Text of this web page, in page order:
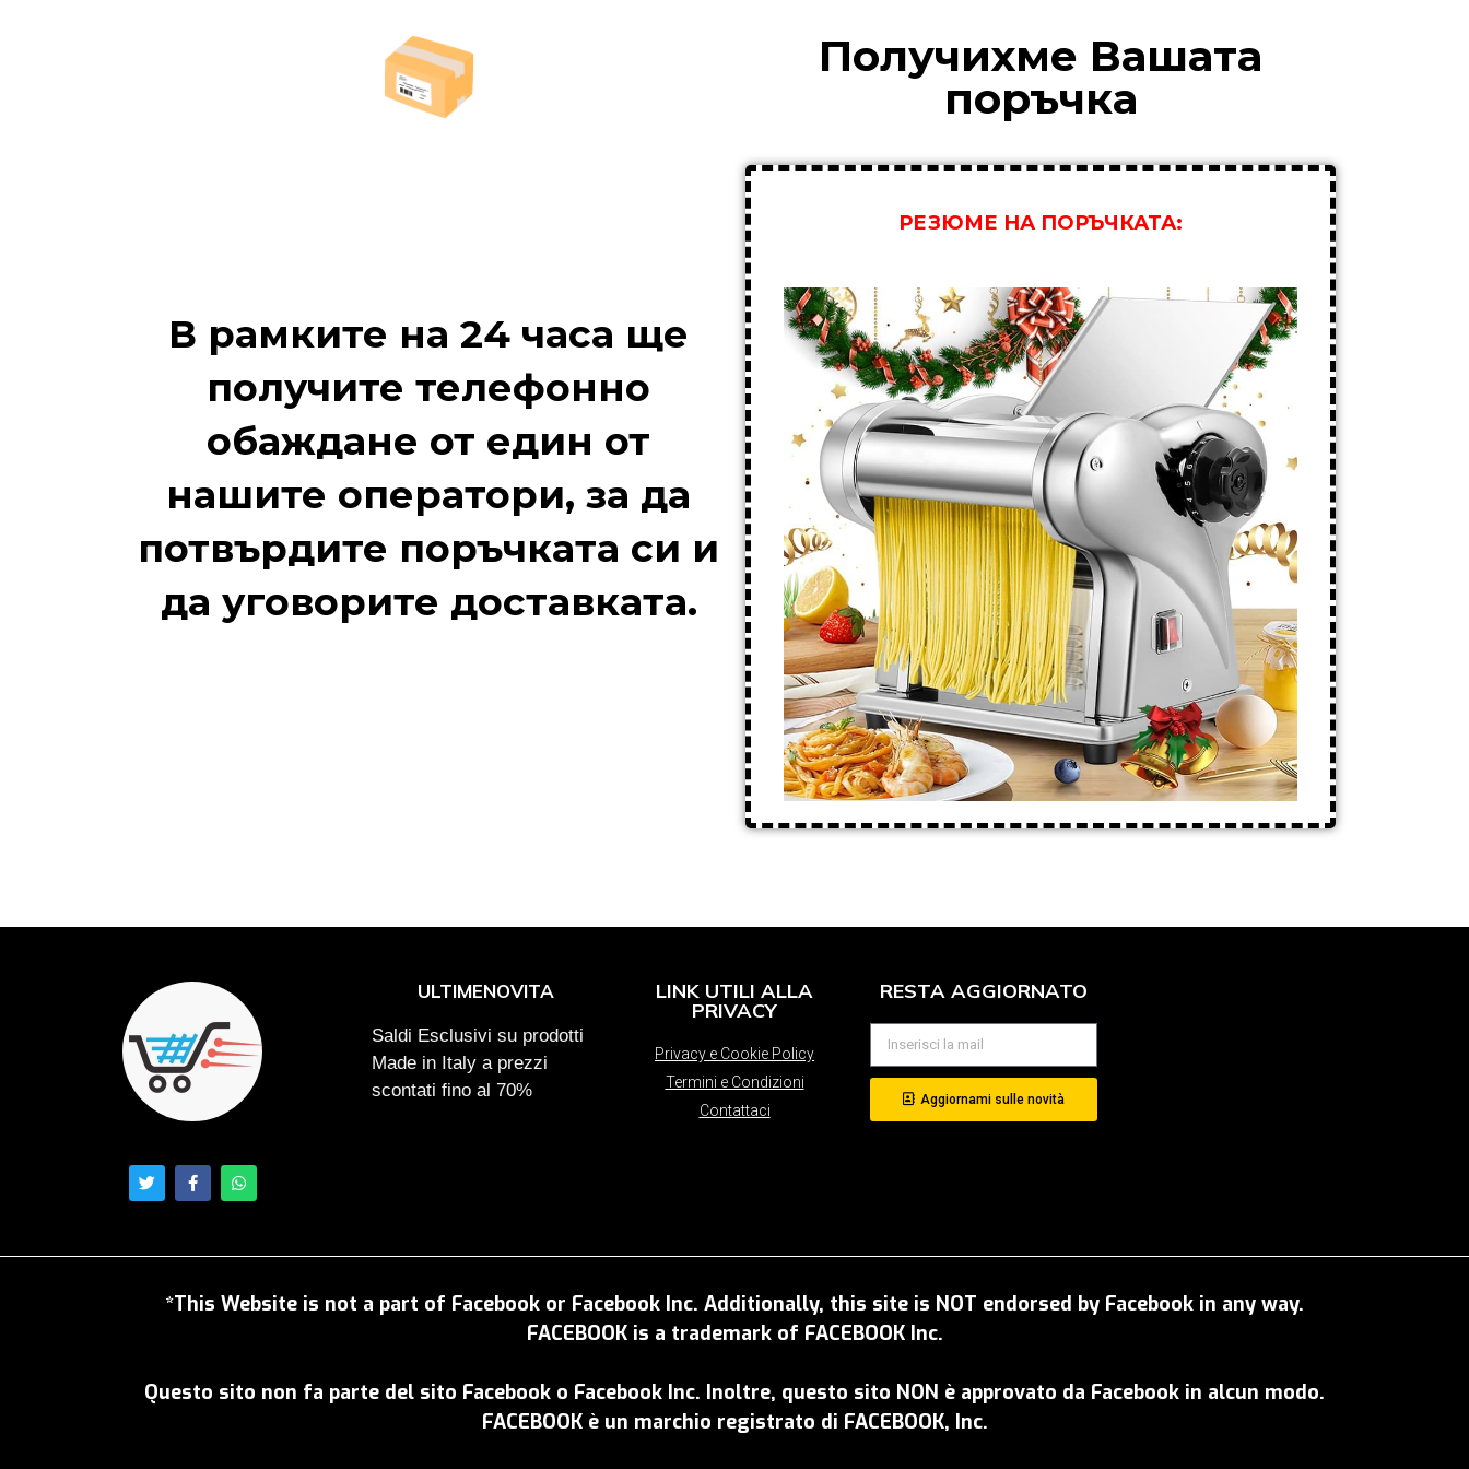
Получихме Вашата
поръчка
В рамките на 24 часа ще
получите телефонно
обаждане от един от
нашите оператори, за да
потвърдите поръчката си и
да уговорите доставката.
РЕЗЮМЕ НА ПОРЪЧКАТА:
ULTIMENOVITA
Saldi Esclusivi su prodotti
Made in Italy a prezzi
scontati fino al 70%
LINK UTILI ALLA
PRIVACY
Privacy e Cookie Policy
Termini e Condizioni
Contattaci
RESTA AGGIORNATO
Aggiornami sulle novità
*This Website is not a part of Facebook or Facebook Inc. Additionally, this site is NOT endorsed by Facebook in any way.
FACEBOOK is a trademark of FACEBOOK Inc.
Questo sito non fa parte del sito Facebook o Facebook Inc. Inoltre, questo sito NON è approvato da Facebook in alcun modo.
FACEBOOK è un marchio registrato di FACEBOOK, Inc.